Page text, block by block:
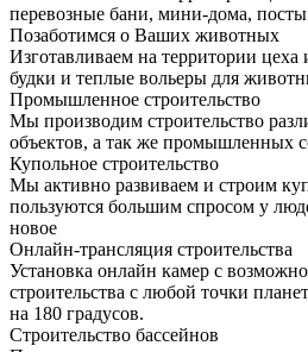
перевозные бани, мини-дома,
Позаботимся о Ваших животных
Изготавливаем на территории цеха
будки и теплые вольеры для
Промышленное строительство
Мы производим строительство
объектов, а так же промышленных
Купольное строительство
Мы активно развиваем и строим
пользуются большим спросом у
новое
Онлайн-трансляция строительства
Установка онлайн камер с
строительства с любой точки
на 180 градусов.
Строительство бассейнов